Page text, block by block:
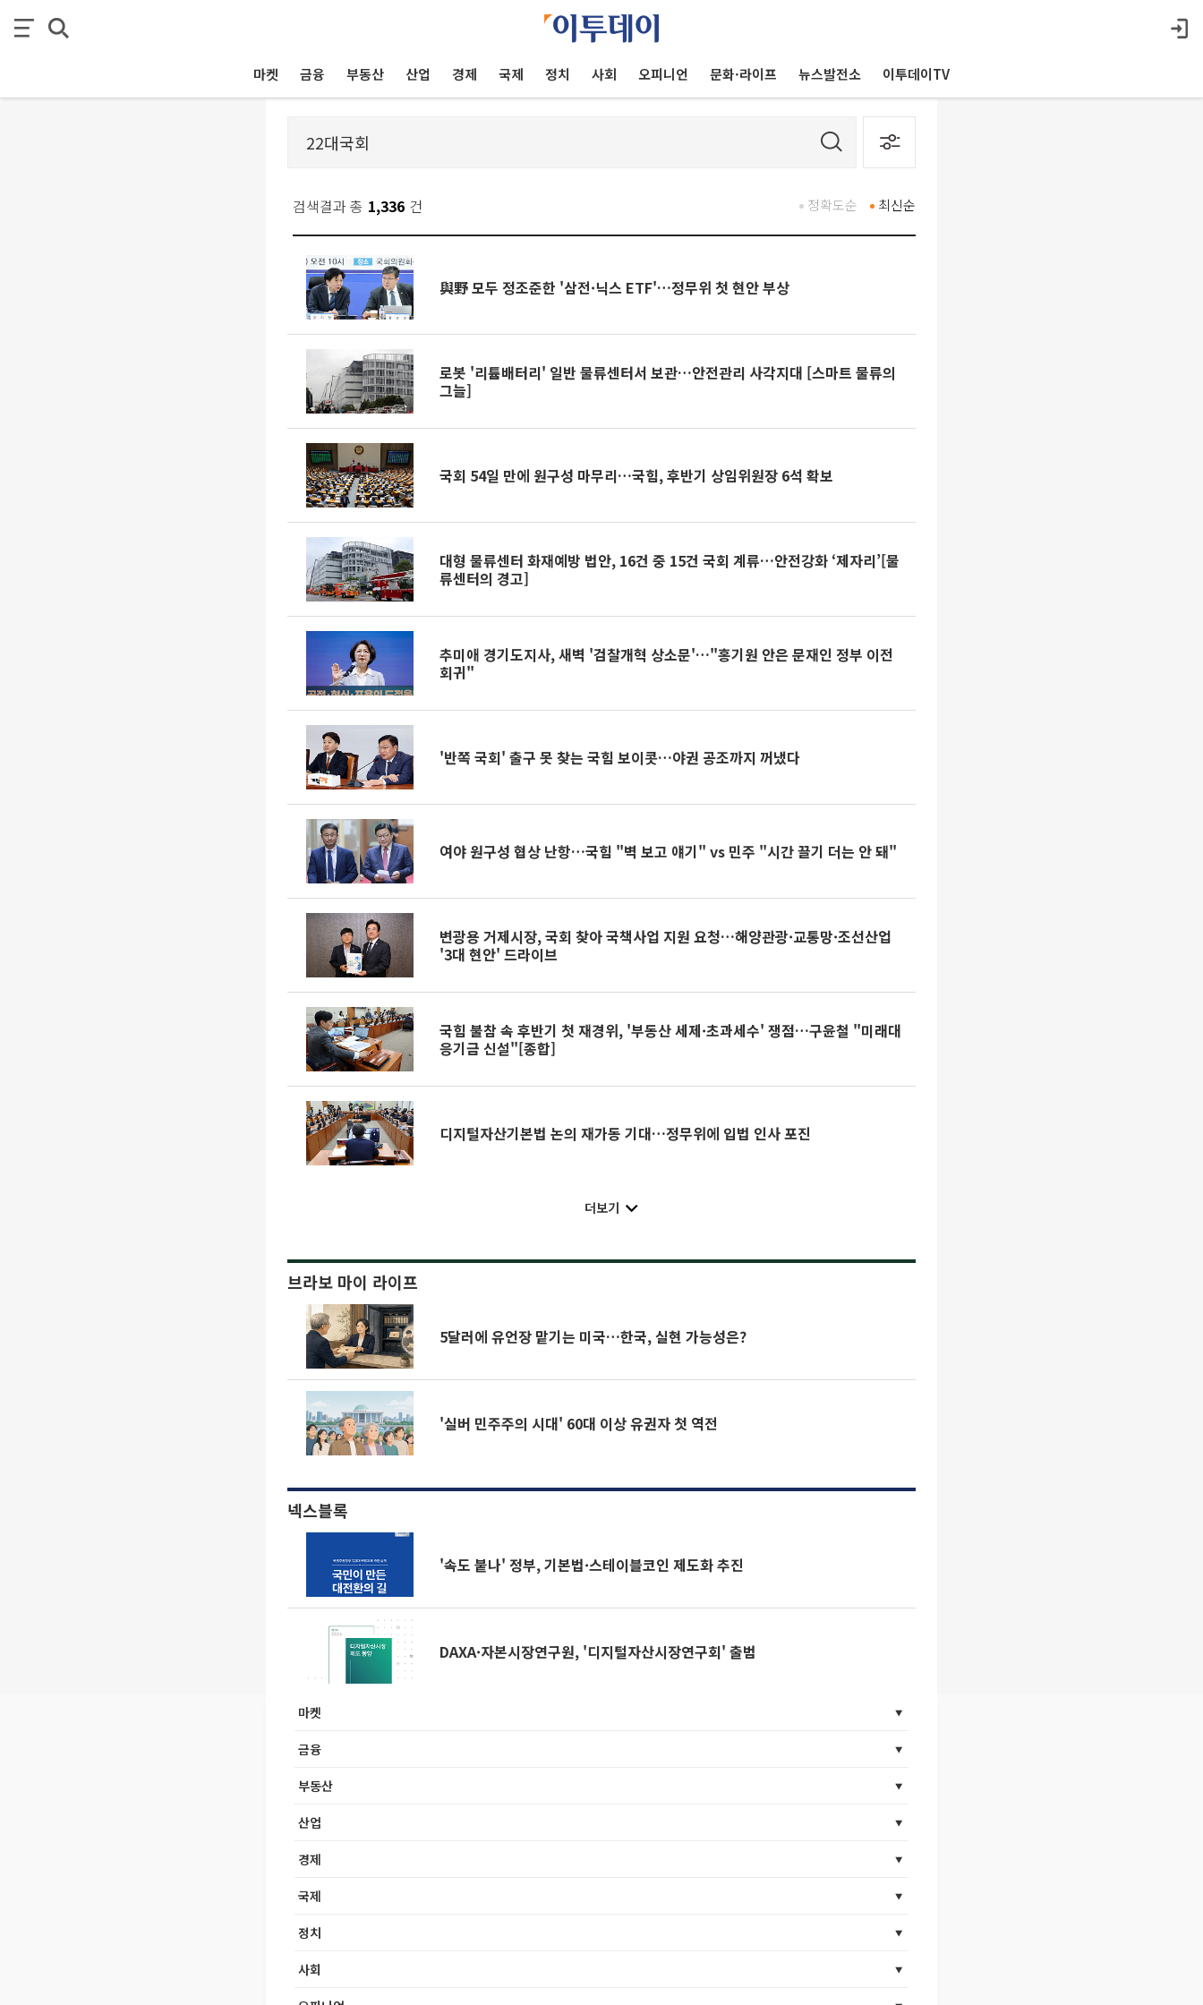
마켓 금융 부동산 산업 경제 국제 정치 사회 오피니언 문화·라이프 뉴스발전소 이투데이TV
검색결과 총 1,336 건 최신순
정확도순
與野 모두 정조준한 '삼전·닉스 ETF'…정무위 첫 현안 부상
로봇 '리튬배터리' 일반 물류센터서 보관…안전관리 사각지대 [스마트 물류의
그늘]
국회 54일 만에 원구성 마무리…국힘, 후반기 상임위원장 6석 확보
대형 물류센터 화재예방 법안, 16건 중 15건 국회 계류…안전강화 ‘제자리’[물
류센터의 경고]
추미애 경기도지사, 새벽 '검찰개혁 상소문'…"홍기원 안은 문재인 정부 이전
회귀"
'반쪽 국회' 출구 못 찾는 국힘 보이콧…야권 공조까지 꺼냈다
여야 원구성 협상 난항…국힘 "벽 보고 얘기" vs 민주 "시간 끌기 더는 안 돼"
변광용 거제시장, 국회 찾아 국책사업 지원 요청…해양관광·교통망·조선산업
'3대 현안' 드라이브
국힘 불참 속 후반기 첫 재경위, '부동산 세제·초과세수' 쟁점…구윤철 "미래대
응기금 신설"[종합]
디지털자산기본법 논의 재가동 기대…정무위에 입법 인사 포진
더보기
브라보 마이 라이프
5달러에 유언장 맡기는 미국…한국, 실현 가능성은?
'실버 민주주의 시대' 60대 이상 유권자 첫 역전
넥스블록
'속도 붙나' 정부, 기본법·스테이블코인 제도화 추진
DAXA·자본시장연구원, '디지털자산시장연구회' 출범
마켓
금융
부동산
산업
경제
국제
정치
사회